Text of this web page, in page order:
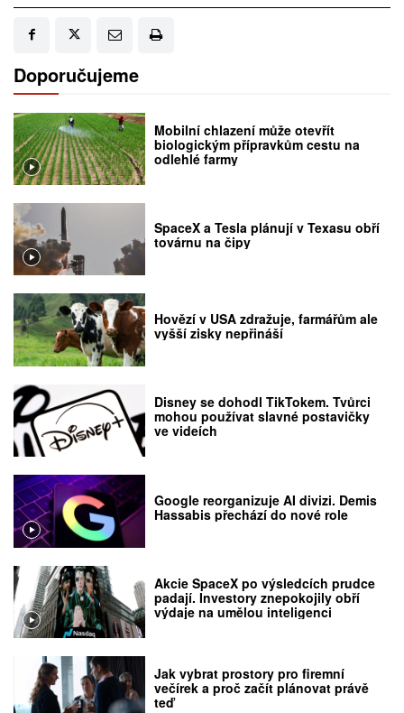
Doporučujeme
Mobilní chlazení může otevřít
biologickým přípravkům cestu na
odlehlé farmy
SpaceX a Tesla plánují v Texasu obří
továrnu na čipy
Hovězí v USA zdražuje, farmářům ale
vyšší zisky nepřináší
Disney se dohodl TikTokem. Tvůrci
mohou používat slavné postavičky
ve videích
Google reorganizuje AI divizi. Demis
Hassabis přechází do nové role
Akcie SpaceX po výsledcích prudce
padají. Investory znepokojily obří
výdaje na umělou inteligenci
Jak vybrat prostory pro firemní
večírek a proč začít plánovat právě
teď